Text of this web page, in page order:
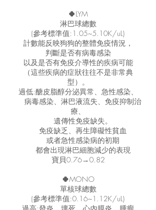
🍀LYM
淋巴球總數
(參考標準值:1.05~5.10K/uL)
計數能反映狗狗的整體免疫情況，
判斷是否有病毒感染
以及是否有免疫介導性的疾病可能
（這些疾病的症狀往往不是非常典
型）。
過低:醣皮脂醇分泌異常、急性感染、
病毒感染、淋巴液流失、免疫抑制治
療、
遺傳性免疫缺失。
免疫缺乏、再生障礙性貧血
或者急性感染病的初期
都會出現淋巴細胞減少的表現
寶貝0.76→0.82
🍀MONO
單核球總數
(參考標準值:0.16~1.12K/uL)